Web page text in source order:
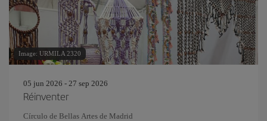
Image: URMILA 2320
05 jun 2026 - 27 sep 2026
Réinventer
Círculo de Bellas Artes de Madrid